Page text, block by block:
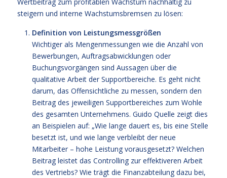
steigern und interne Wachstumsbremsen zu lösen:
Definition von Leistungsmessgrößen
Wichtiger als Mengenmessungen wie die Anzahl von
Bewerbungen, Auftragsabwicklungen oder
Buchungsvorgängen sind Aussagen über die
qualitative Arbeit der Supportbereiche. Es geht nicht
darum, das Offensichtliche zu messen, sondern den
Beitrag des jeweiligen Supportbereiches zum Wohle
des gesamten Unternehmens. Guido Quelle zeigt dies
an Beispielen auf: „Wie lange dauert es, bis eine Stelle
besetzt ist, und wie lange verbleibt der neue
Mitarbeiter – hohe Leistung vorausgesetzt? Welchen
Beitrag leistet das Controlling zur effektiveren Arbeit
des Vertriebs? Wie trägt die Finanzabteilung dazu bei,